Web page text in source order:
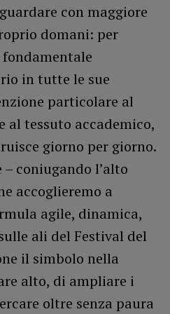
con maggiore
domani: per
in tutte le sue
particolare al
al tessuto accademico,
giorno per giorno.
– coniugando l’alto
accoglieremo a
agile, dinamica,
ali del Festival del
il simbolo nella
alto, di ampliare i
oltre senza paura